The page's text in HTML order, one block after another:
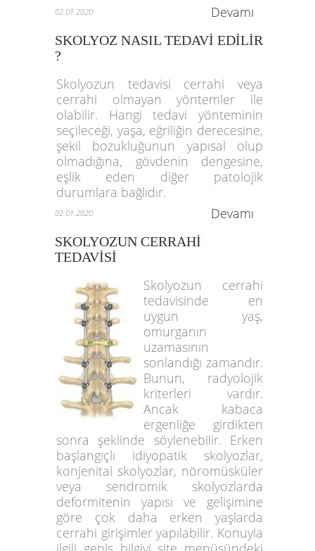
02.01.2020 Devamı
SKOLYOZ NASIL TEDAVİ EDİLİR
?
Skolyozun tedavisi cerrahi veya
cerrahi olmayan yöntemler ile
olabilir. Hangi tedavi yönteminin
seçileceği, yaşa, eğriliğin derecesine,
şekil bozukluğunun yapısal olup
olmadığına, gövdenin dengesine,
eşlik eden diğer patolojik
durumlara bağlıdır.
02.01.2020 Devamı
SKOLYOZUN CERRAHİ
TEDAVİSİ
Skolyozun cerrahi
tedavisinde en
uygun yaş,
omurganın
uzamasının
sonlandığı zamandır.
Bunun, radyolojik
kriterleri vardır.
Ancak kabaca
ergenliğe girdikten
sonra şeklinde söylenebilir. Erken
başlangıçlı idiyopatik skolyozlar,
konjenital skolyozlar, nöromüsküler
veya sendromik skolyozlarda
deformitenin yapısı ve gelişimine
göre çok daha erken yaşlarda
cerrahi girişimler yapılabilir. Konuyla